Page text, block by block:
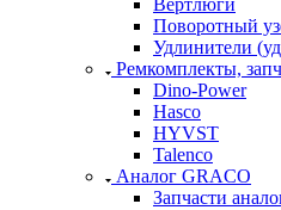
Поворотный
Удлинители
Ремкомплекты,
Dino-Power
Hasco
HYVST
Talenco
Аналог GRACO
Запчасти